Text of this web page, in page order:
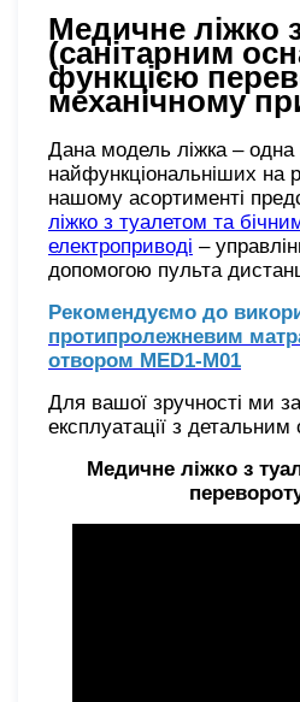
Медичне ліжко
(санітарним
функцією
механічному
Дана модель ліжка – одна
найфункціональніших на
нашому асортименті
ліжко з туалетом та
електроприводі –
допомогою пульта
Рекомендуємо до
протипролежневим
отвором MED1-M01
Для вашої зручності ми
експлуатації з
Медичне ліжко з